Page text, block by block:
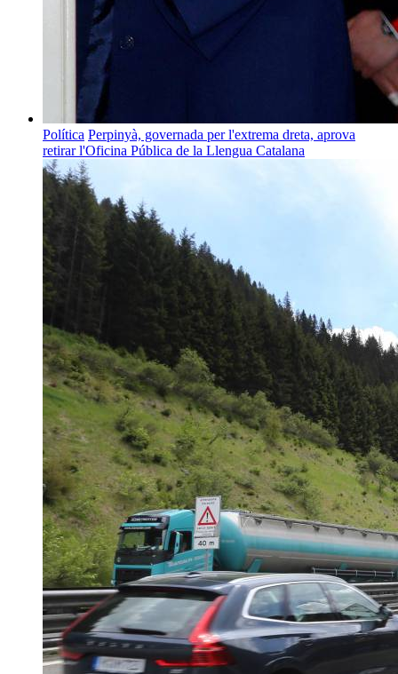
Política Perpinyà, governada per l'extrema dreta, aprova
retirar l'Oficina Pública de la Llengua Catalana